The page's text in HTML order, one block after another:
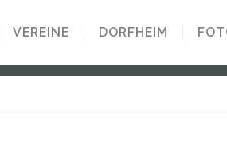
VEREINE DORFHEIM